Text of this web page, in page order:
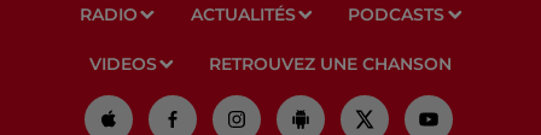
RADIO ACTUALITÉS PODCASTS
VIDEOS RETROUVEZ UNE CHANSON